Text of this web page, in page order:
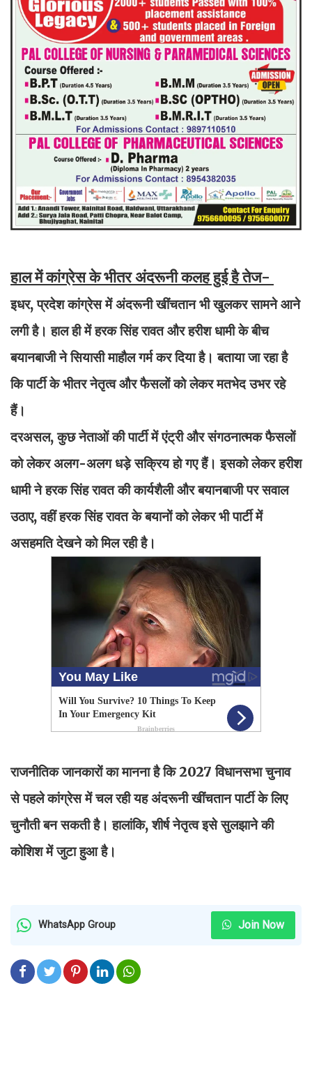
हाल में कांग्रेस के भीतर अंदरूनी कलह हुई है तेज-
इधर, प्रदेश कांग्रेस में अंदरूनी खींचतान भी खुलकर सामने आने
लगी है। हाल ही में हरक सिंह रावत और हरीश धामी के बीच
बयानबाजी ने सियासी माहौल गर्म कर दिया है। बताया जा रहा है
कि पार्टी के भीतर नेतृत्व और फैसलों को लेकर मतभेद उभर रहे
हैं।
दरअसल, कुछ नेताओं की पार्टी में एंट्री और संगठनात्मक फैसलों
को लेकर अलग-अलग धड़े सक्रिय हो गए हैं। इसको लेकर हरीश
धामी ने हरक सिंह रावत की कार्यशैली और बयानबाजी पर सवाल
उठाए, वहीं हरक सिंह रावत के बयानों को लेकर भी पार्टी में
असहमति देखने को मिल रही है।
राजनीतिक जानकारों का मानना है कि 2027 विधानसभा चुनाव
से पहले कांग्रेस में चल रही यह अंदरूनी खींचतान पार्टी के लिए
चुनौती बन सकती है। हालांकि, शीर्ष नेतृत्व इसे सुलझाने की
कोशिश में जुटा हुआ है।
WhatsApp Group Join Now